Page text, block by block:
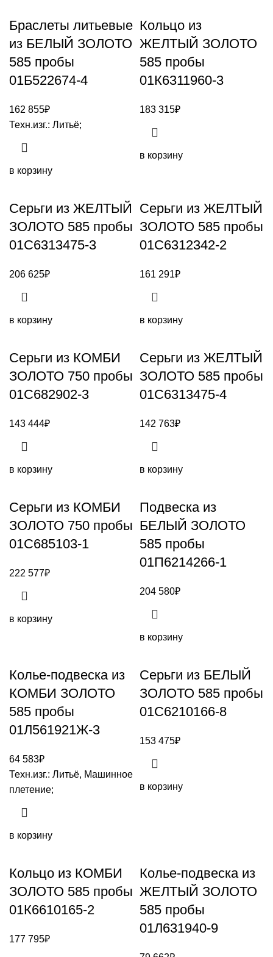
Браслеты литьевые
из БЕЛЫЙ ЗОЛОТО
585 пробы
01Б522674-4
162 855₽
Техн.изг.: Литьё;
в корзину
Кольцо из
ЖЕЛТЫЙ ЗОЛОТО
585 пробы
01К6311960-3
183 315₽
в корзину
Серьги из ЖЕЛТЫЙ
ЗОЛОТО 585 пробы
01С6313475-3
206 625₽
в корзину
Серьги из ЖЕЛТЫЙ
ЗОЛОТО 585 пробы
01С6312342-2
161 291₽
в корзину
Серьги из КОМБИ
ЗОЛОТО 750 пробы
01С682902-3
143 444₽
в корзину
Серьги из ЖЕЛТЫЙ
ЗОЛОТО 585 пробы
01С6313475-4
142 763₽
в корзину
Серьги из КОМБИ
ЗОЛОТО 750 пробы
01С685103-1
222 577₽
в корзину
Подвеска из
БЕЛЫЙ ЗОЛОТО
585 пробы
01П6214266-1
204 580₽
в корзину
Колье-подвеска из
КОМБИ ЗОЛОТО
585 пробы
01Л561921Ж-3
64 583₽
Техн.изг.: Литьё, Машинное
плетение;
в корзину
Серьги из БЕЛЫЙ
ЗОЛОТО 585 пробы
01С6210166-8
153 475₽
в корзину
Кольцо из КОМБИ
ЗОЛОТО 585 пробы
01К6610165-2
177 795₽
Колье-подвеска из
ЖЕЛТЫЙ ЗОЛОТО
585 пробы
01Л631940-9